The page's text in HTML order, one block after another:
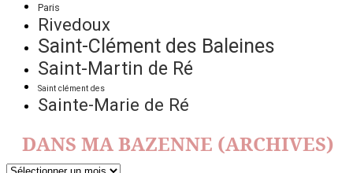
Paris
Rivedoux
Saint-Clément des Baleines
Saint-Martin de Ré
Saint clément des
Sainte-Marie de Ré
DANS MA BAZENNE (ARCHIVES)
DANS